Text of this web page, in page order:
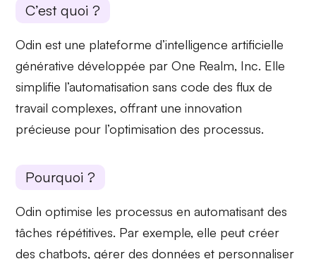
C’est quoi ?
Odin est une plateforme d’intelligence artificielle
générative développée par One Realm, Inc. Elle
simplifie l’automatisationsans code des flux de
travail complexes, offrant une innovation
précieuse pour l’optimisation des processus.
Pourquoi ?
Odin optimise les processus en automatisant des
tâches répétitives. Par exemple, elle peut créer
des chatbots, gérer des données et personnaliser